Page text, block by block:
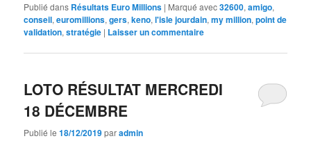
Publié dans Résultats Euro Millions | Marqué avec32600,amigo,
conseil,euromillions,gers,keno,l'isle jourdain,my million,point de
validation,stratégie | Laisser un commentaire
LOTO RÉSULTAT MERCREDI
18 DÉCEMBRE
Publié le18/12/2019paradmin